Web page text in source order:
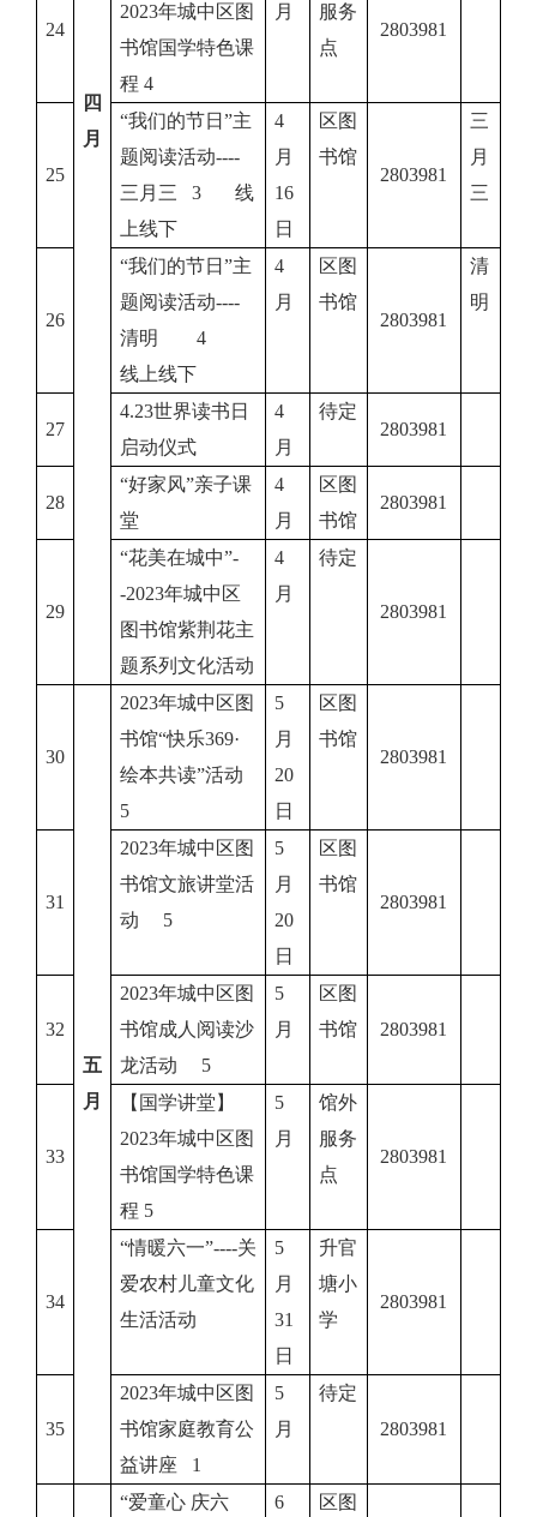
四
月
24
2023年城中区图
书馆国学特色课
程 4
月
服务
点
2803981
25
“我们的节日”主
题阅读活动----
三月三 3 线
上线下
4
月
16
日
区图
书馆
2803981
三
月
三
26
“我们的节日”主
题阅读活动----
清明 4
线上线下
4
月
区图
书馆
2803981
清
明
27
4.23世界读书日
启动仪式
4
月
待定
2803981
28
“好家风”亲子课
堂
4
月
区图
书馆
2803981
29
“花美在城中”-
-2023年城中区
图书馆紫荆花主
题系列文化活动
4
月
待定
2803981
30
五
月
2023年城中区图
书馆“快乐369·
绘本共读”活动
5
5
月
20
日
区图
书馆
2803981
31
2023年城中区图
书馆文旅讲堂活
动 5
5
月
20
日
区图
书馆
2803981
32
2023年城中区图
书馆成人阅读沙
龙活动 5
5
月
区图
书馆
2803981
33
【国学讲堂】
2023年城中区图
书馆国学特色课
程 5
5
月
馆外
服务
点
2803981
34
“情暖六一”----关
爱农村儿童文化
生活活动
5
月
31
日
升官
塘小
学
2803981
35
2023年城中区图
书馆家庭教育公
益讲座 1
5
月
待定
2803981
“爱童心 庆六
6
区图